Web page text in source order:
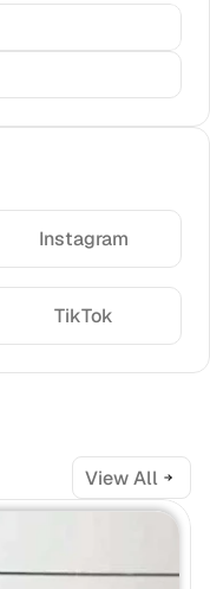
Instagram
TikTok
View All